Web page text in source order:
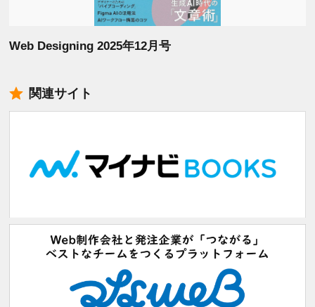
Web Designing 2025年12月号
関連サイト